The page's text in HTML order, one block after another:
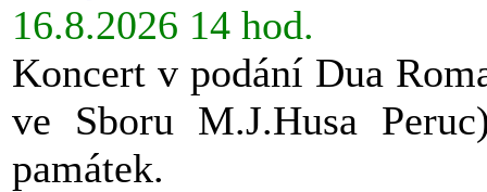
16.8.2026 14 hod.
Koncert v podání Dua
ve Sboru M.J.Husa
památek.